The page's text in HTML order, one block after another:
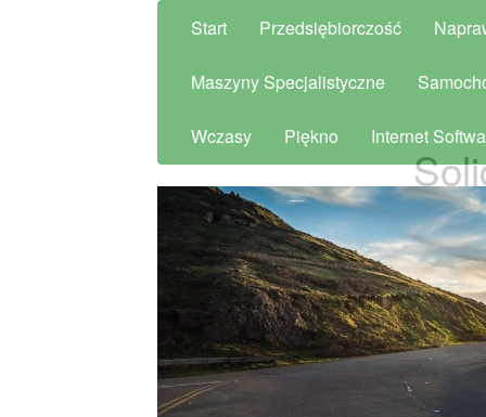
Start Przedsiębiorczość
Maszyny Specjalistyczne
Wczasy Piękno Internet